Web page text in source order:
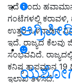
ಇದೆ ಎಂದು
ಗಂಟೆಗಳಲ್ಲಿ ಕರಾವಳಿ,
ಉತ್ತರ ಒಳನಾಡಿನ
ಇದೆ. ರಾಜ್ಯದ ಕೆಲವು
ಸಂಭವವಿದೆ.
ಕನಿಷ್ಠ ತಾಪಮಾನ
ಇಲಾಖೆ ತಿಳಿಸಿದೆ.